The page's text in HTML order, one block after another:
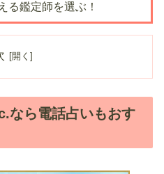
る鑑定師を選ぶ！
なら電話占いもおす